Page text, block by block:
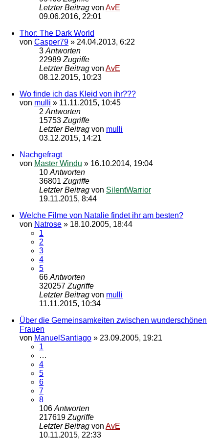
Letzter Beitrag von AvE
09.06.2016, 22:01
Thor: The Dark World
von Casper79 » 24.04.2013, 6:22
3 Antworten
22989 Zugriffe
Letzter Beitrag von AvE
08.12.2015, 10:23
Wo finde ich das Kleid von ihr???
von mulli » 11.11.2015, 10:45
2 Antworten
15753 Zugriffe
Letzter Beitrag von mulli
03.12.2015, 14:21
Nachgefragt
von Master Windu » 16.10.2014, 19:04
10 Antworten
36801 Zugriffe
Letzter Beitrag von SilentWarrior
19.11.2015, 8:44
Welche Filme von Natalie findet ihr am besten?
von Natrose » 18.10.2005, 18:44
1
2
3
4
5
66 Antworten
320257 Zugriffe
Letzter Beitrag von mulli
11.11.2015, 10:34
Über die Gemeinsamkeiten zwischen wunderschönen
Frauen
von ManuelSantiago » 23.09.2005, 19:21
1
…
4
5
6
7
8
106 Antworten
217619 Zugriffe
Letzter Beitrag von AvE
10.11.2015, 22:33